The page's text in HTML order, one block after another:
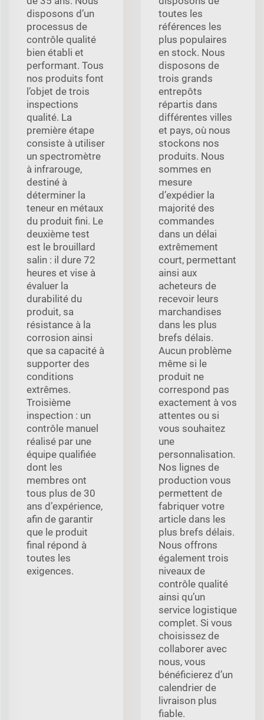
disposons d’un
processus de
contrôle qualité
bien établi et
performant. Tous
nos produits font
l’objet de trois
inspections
qualité. La
première étape
consiste à utiliser
un spectromètre
à infrarouge,
destiné à
déterminer la
teneur en métaux
du produit fini. Le
deuxième test
est le brouillard
salin : il dure 72
heures et vise à
évaluer la
durabilité du
produit, sa
résistance à la
corrosion ainsi
que sa capacité à
supporter des
conditions
extrêmes.
Troisième
inspection : un
contrôle manuel
réalisé par une
équipe qualifiée
dont les
membres ont
tous plus de 30
ans d’expérience,
afin de garantir
que le produit
final répond à
toutes les
exigences.
toutes les
références les
plus populaires
en stock. Nous
disposons de
trois grands
entrepôts
répartis dans
différentes villes
et pays, où nous
stockons nos
produits. Nous
sommes en
mesure
d’expédier la
majorité des
commandes
dans un délai
extrêmement
court, permettant
ainsi aux
acheteurs de
recevoir leurs
marchandises
dans les plus
brefs délais.
Aucun problème
même si le
produit ne
correspond pas
exactement à vos
attentes ou si
vous souhaitez
une
personnalisation.
Nos lignes de
production vous
permettent de
fabriquer votre
article dans les
plus brefs délais.
Nous offrons
également trois
niveaux de
contrôle qualité
ainsi qu’un
service logistique
complet. Si vous
choisissez de
collaborer avec
nous, vous
bénéficierez d’un
calendrier de
livraison plus
fiable.